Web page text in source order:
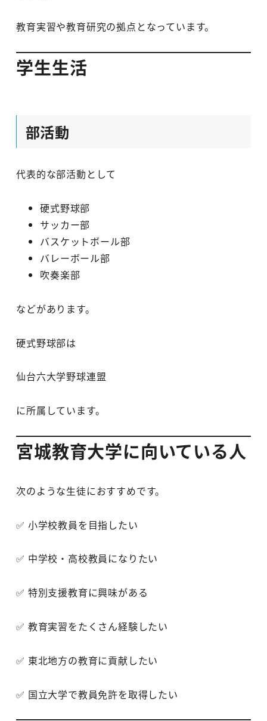
教育実習や教育研究の拠点となっています。
学生生活
部活動
代表的な部活動として
硬式野球部
サッカー部
バスケットボール部
バレーボール部
吹奏楽部
などがあります。
硬式野球部は
仙台六大学野球連盟
に所属しています。
宮城教育大学に向いている人
次のような生徒におすすめです。
✅ 小学校教員を目指したい
✅ 中学校・高校教員になりたい
✅ 特別支援教育に興味がある
✅ 教育実習をたくさん経験したい
✅ 東北地方の教育に貢献したい
✅ 国立大学で教員免許を取得したい